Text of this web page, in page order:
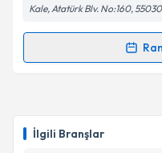
İlgili Branşlar
Kale, Atatürk Blv. No:160, 55030
Randevu
takvim